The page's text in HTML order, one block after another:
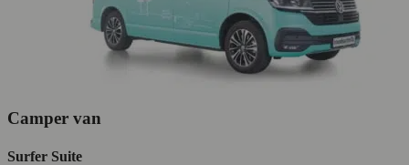
Camper van
Surfer Suite